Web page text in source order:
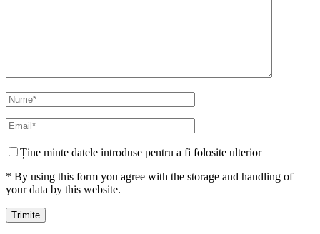
Ține minte datele introduse pentru a fi folosite ulterior
* By using this form you agree with the storage and handling of
your data by this website.